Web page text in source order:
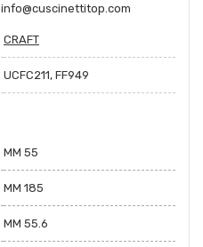
info@cuscinettitop.com
CRAFT
UCFC211, FF949
MM 55
MM 185
MM 55.6